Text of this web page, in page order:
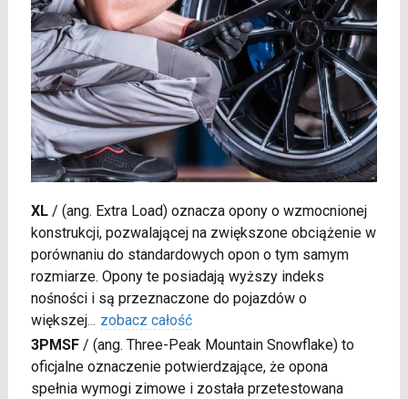
XL/ (ang. Extra Load) oznacza opony o wzmocnionej
konstrukcji, pozwalającej na zwiększone obciążenie w
porównaniu do standardowych opon o tym samym
rozmiarze. Opony te posiadają wyższy indeks
nośności i są przeznaczone do pojazdów o
większej... zobacz całość
3PMSF/ (ang. Three-Peak Mountain Snowflake) to
oficjalne oznaczenie potwierdzające, że opona
spełnia wymogi zimowe i została przetestowana